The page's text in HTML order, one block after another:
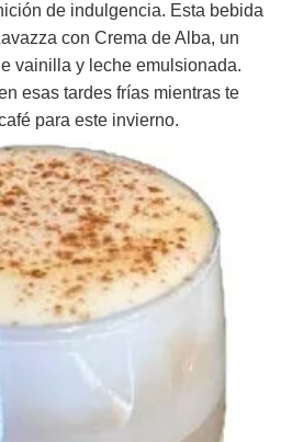
de indulgencia. Esta bebida
con Crema de Alba, un
vainilla y leche emulsionada.
esas tardes frías mientras te
para este invierno.